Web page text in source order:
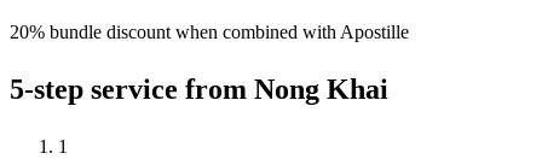
20% bundle discount when combined with Apostille
5-step service from Nong Khai
1